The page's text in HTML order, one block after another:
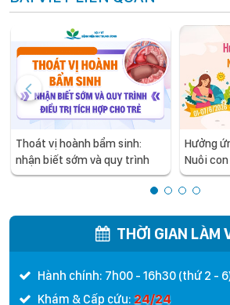
Thoát vị hoành bẩm sinh:
nhận biết sớm và quy trình
điều trị tích hợp cho trẻ -
Hưởng
Nuôi
2026
THỜI GIAN LÀM
Hành chính: 7h00 - 16h30 (thứ 2 -
Khám & Cấp cứu: 24/24